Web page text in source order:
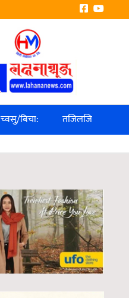
च्वसु/बिचा: तजिलजि